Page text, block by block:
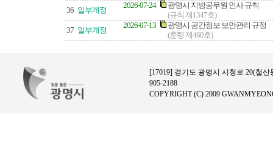
36 일부개정
2026-07-24
광명시 지방공무원 인사 규칙
(규칙 제1347호)
37 일부개정
2026-07-13
광명시 공간정보 보안관리 규정
(훈령 제460호)
[17019] 경기도 광명시 시청로 20(철산
905-2188
COPYRIGHT (C) 2009